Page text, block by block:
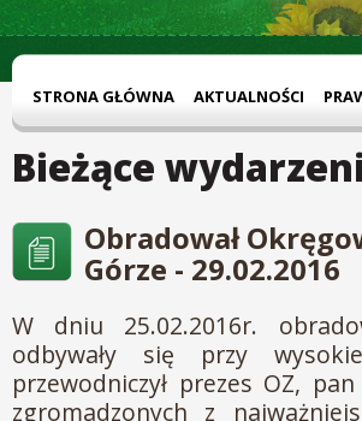
STRONA GŁÓWNA AKTUALNOŚCI
Bieżące
Obradował
Górze - 29.02.2016
W dniu 25.02.2016r.
odbywały się przy
przewodniczył prezes OZ,
zgromadzonych z